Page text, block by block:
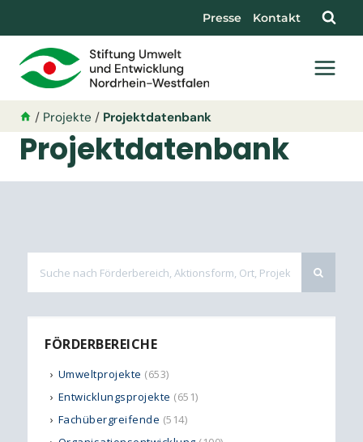
Presse Kontakt
/ Projekte / Projektdatenbank
Projektdatenbank